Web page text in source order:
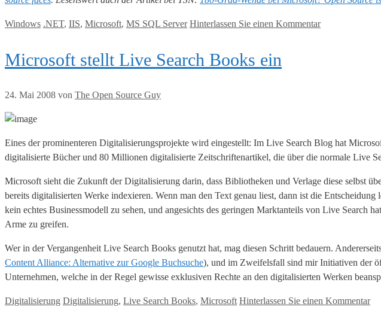
Kategorien
Windows Tags
.NET, IIS, Microsoft, MS SQL Server Hinterlassen Sie einen Kommentar
Microsoft stellt Live Search Books ein
24. Mai 2008 von The Open Source Guy
Eines der prominenteren Digitalisierungsprojekte wird eingestellt: Im Live Search Blog hat
digitalisierte Bücher und 80 Millionen digitalisierte Zeitschriftenartikel, die über die normale Live
Microsoft sieht die Zukunft der Digitalisierung darin, dass Bibliotheken und Verlage diese selbst
bereits digitalisierten Werke indexieren. Wenn man den Text genau liest, dann ist die
kein echtes Businessmodell zu sehen, und angesichts des geringen Marktanteils von Live Search
Arme zu greifen.
Wer in der Vergangenheit Live Search Books genutzt hat, mag diesen Schritt bedauern.
Content Alliance: Alternative zur Google Buchsuche), und im Zweifelsfall sind mir Initiativen der
Unternehmen, welche in der Regel gewisse exklusiven Rechte an den digitalisierten Werken
Kategorien
Digitalisierung Tags
Digitalisierung, Live Search Books, Microsoft Hinterlassen Sie einen Kommentar